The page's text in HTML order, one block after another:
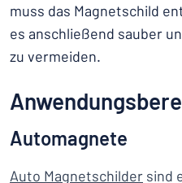
muss das Magnetschild
es anschließend sauber
zu vermeiden.
Automagnete
Auto Magnetschilder sind